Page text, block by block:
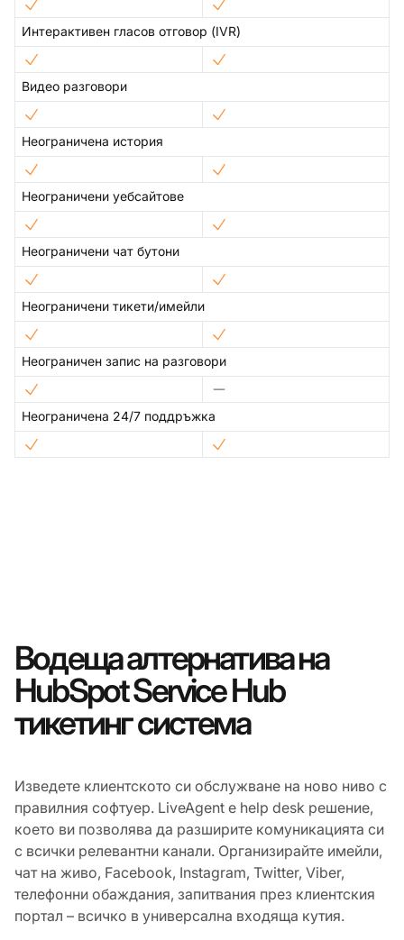
Интерактивен гласов отговор (IVR)
Видео разговори
Неограничена история
Неограничени уебсайтове
Неограничени чат бутони
Неограничени тикети/имейли
Неограничен запис на разговори
Неограничена 24/7 поддръжка
Водеща алтернатива на
HubSpot Service Hub
тикетинг система
Изведете клиентското си обслужване на ново ниво с
правилния софтуер. LiveAgent е help desk решение,
което ви позволява да разширите комуникацията си
с всички релевантни канали. Организирайте имейли,
чат на живо, Facebook, Instagram, Twitter, Viber,
телефонни обаждания, запитвания през клиентския
портал – всичко в универсална входяща кутия.